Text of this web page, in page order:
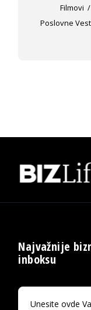
Filmovi
Poslovne
Najvažnije
inboksu